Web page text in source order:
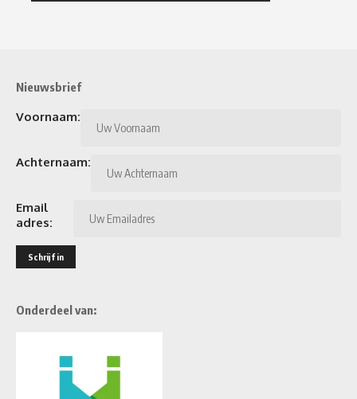
Nieuwsbrief
Voornaam:
Achternaam:
Email
adres:
Onderdeel van: